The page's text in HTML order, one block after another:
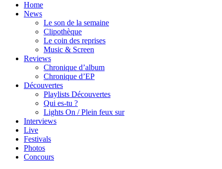
Home
News
Le son de la semaine
Clipothèque
Le coin des reprises
Music & Screen
Reviews
Chronique d’album
Chronique d’EP
Découvertes
Playlists Découvertes
Qui es-tu ?
Lights On / Plein feux sur
Interviews
Live
Festivals
Photos
Concours